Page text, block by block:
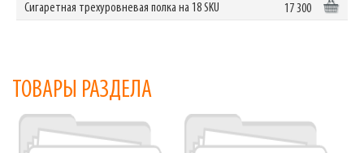
Сигаретная трехуровневая полка на 18 SKU
17 300
ТОВАРЫ РАЗДЕЛА